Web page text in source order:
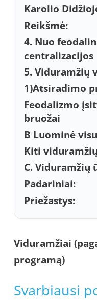
Karolio
Reikšmė:
4. Nuo
centralizacijos
5. Viduramžių
1)Atsiradimo
Feodalizmo
bruožai
B Luominė
Kiti
C. Viduramžių
Padariniai:
Priežastys:
Viduramžiai
programą)
Svarbiausi